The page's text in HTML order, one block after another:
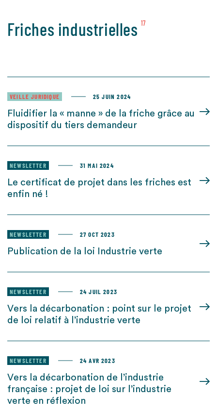
Friches industrielles 17
VEILLE JURIDIQUE 25 JUIN 2024
Fluidifier la « manne » de la friche grâce au
dispositif du tiers demandeur
NEWSLETTER 31 MAI 2024
Le certificat de projet dans les friches est
enfin né !
NEWSLETTER 27 OCT 2023
Publication de la loi Industrie verte
NEWSLETTER 24 JUIL 2023
Vers la décarbonation : point sur le projet
de loi relatif à l’industrie verte
NEWSLETTER 24 AVR 2023
Vers la décarbonation de l’industrie
française : projet de loi sur l’industrie
verte en réflexion